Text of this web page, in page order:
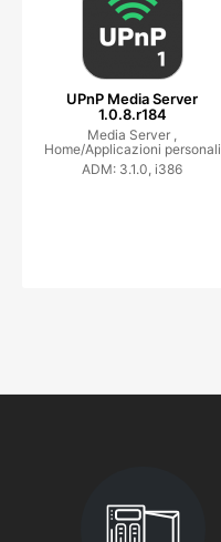
UPnP Media Server
1.0.8.r184
Media Server ,
Home/Applicazioni personali
ADM: 3.1.0, i386